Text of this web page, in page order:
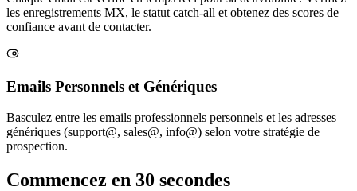
les enregistrements MX, le statut catch-all et obtenez des scores de
confiance avant de contacter.
Emails Personnels et Génériques
Basculez entre les emails professionnels personnels et les adresses
génériques (support@, sales@, info@) selon votre stratégie de
prospection.
Commencez en 30 secondes